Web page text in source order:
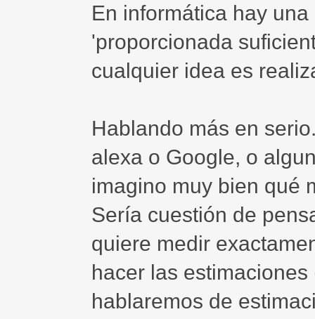
En informática hay
'proporcionada
cualquier idea es
Hablando más en
alexa o Google, o
imagino muy bien qué
Sería cuestión de
quiere medir
hacer las
hablaremos de